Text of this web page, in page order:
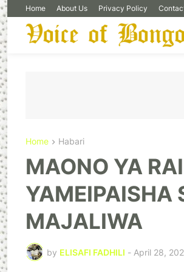
Home About Us Privacy Policy
Home Habari
MAONO YA
YAMEIPAISHA
MAJALIWA
by ELISAFI FADHILI - April 28,